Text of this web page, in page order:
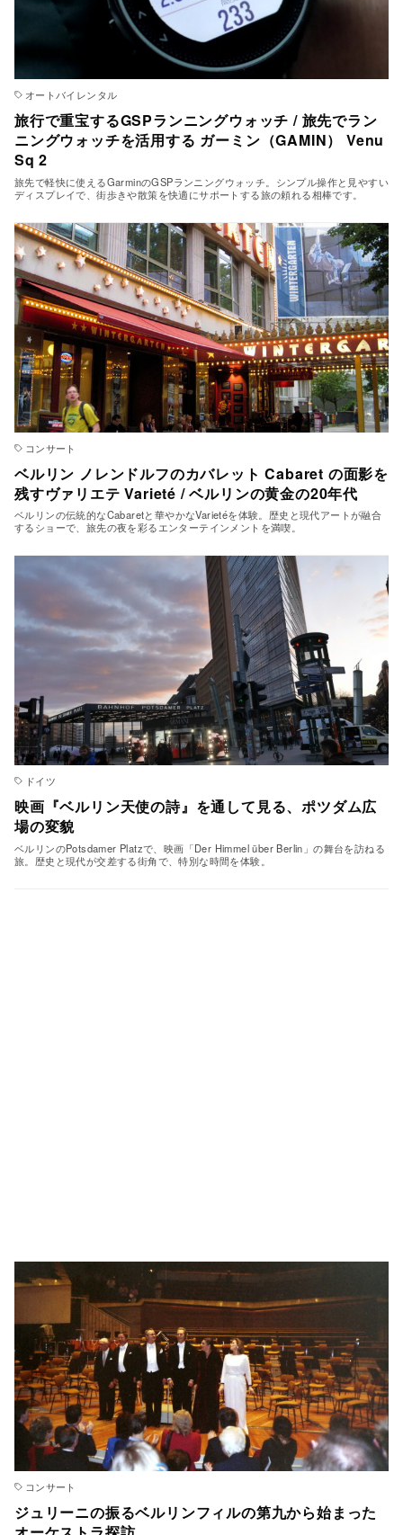
オートバイレンタル
旅行で重宝するGSPランニングウォッチ / 旅先でラン
ニングウォッチを活用する ガーミン（GAMIN） Venu
Sq 2
旅先で軽快に使えるGarminのGSPランニングウォッチ。シンプル操作と見やすい
ディスプレイで、街歩きや散策を快適にサポートする旅の頼れる相棒です。
コンサート
ベルリン ノレンドルフのカバレット Cabaret の面影を
残すヴァリエテ Varieté / ベルリンの黄金の20年代
ベルリンの伝統的なCabaretと華やかなVarietéを体験。歴史と現代アートが融合
するショーで、旅先の夜を彩るエンターテインメントを満喫。
ドイツ
映画『ベルリン天使の詩』を通して見る、ポツダム広
場の変貌
ベルリンのPotsdamer Platzで、映画「Der Himmel über Berlin」の舞台を訪ねる
旅。歴史と現代が交差する街角で、特別な時間を体験。
コンサート
ジュリーニの振るベルリンフィルの第九から始まった